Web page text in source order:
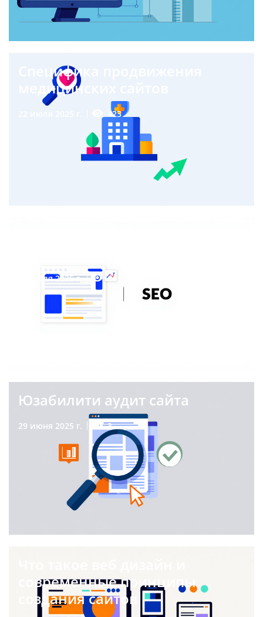
Специфика продвижения
медицинских сайтов
423
20 июля 2025 г. 6
Юзабилити аудит сайта
29 июня 2025 г. 3
современные принципы
создания сайтов